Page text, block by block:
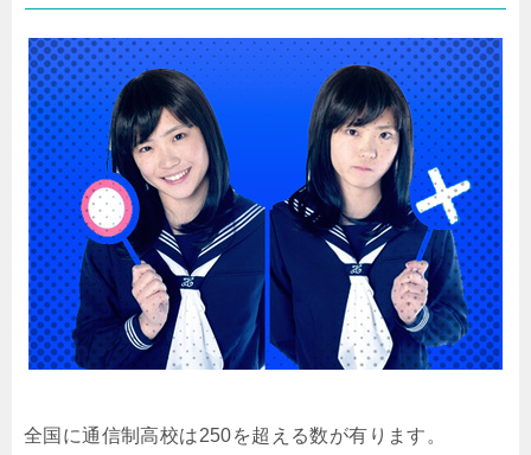
全国に通信制高校は250を超える数が有ります。